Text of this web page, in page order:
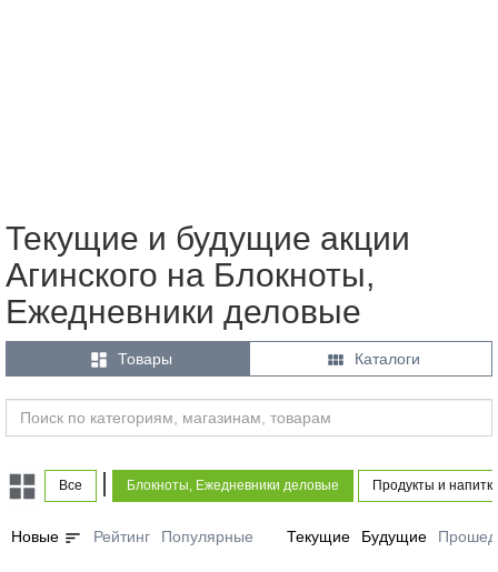
Текущие и будущие акции
Агинского на Блокноты,
Ежедневники деловые
 Товары  Каталоги
Все Блокноты, Ежедневники деловые Продукты и
Новые sort Рейтинг Популярные Текущие Будущие